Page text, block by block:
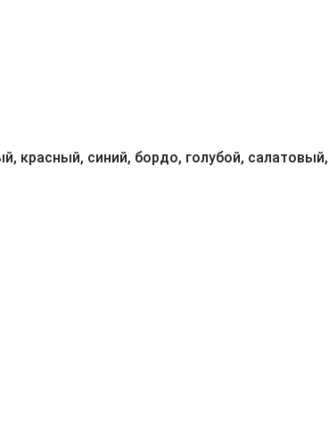
красный, синий, бордо, голубой,